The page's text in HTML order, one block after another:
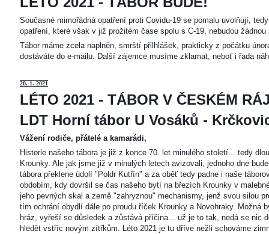
Současné mimořádná opatření proti Covidu-19 se pomalu uvolňují,
opatření, které však v již prožitém čase spolu s C-19, nebudou žádnou
Tábor máme zcela naplněn, smrští přilhlášek, prakticky z počátku
dostáváte do e-mailu. Další zájemce musíme zklamat, neboť i řada
20. 1. 2021
LÉTO 2021 - TÁBOR V ČESKÉM
LDT Horní tábor U Vosáků -
Vážení rodiče, přátelé a kamarádi,
Historie našeho tábora je již z konce 70. let minulého století... tedy
Krounky. Ale jak jsme již v minulých letech avizovali, jednoho dne
tábora překlene údolí "Poldr Kutřín" a za oběť tedy padne i naše
obdobím, kdy dovršil se čas našeho bytí na březích Krounky v
jeho pevných skal a země "zahryznou" mechanismy, jenž svou silou
tím ochrání obydlí dále po proudu říček Krounky a Novohraky. Možná
hráz, vyřeší se důsledek a zůstává příčina... už je to tak, nedá se nic
hledět vstříc novým zítřkům. Léto 2021 je tu dříve nežli schováme